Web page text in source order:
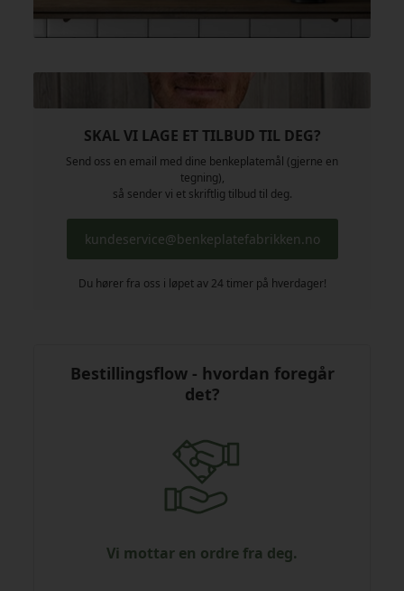
SKAL VI LAGE ET TILBUD TIL DEG?
Send oss en email med dine benkeplatemål (gjerne en
tegning),
så sender vi et skriftlig tilbud til deg.
kundeservice@benkeplatefabrikken.no
Du hører fra oss i løpet av 24 timer på hverdager!
Bestillingsflow - hvordan foregår
det?
Vi mottar en ordre fra deg.